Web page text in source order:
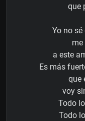
que
Yo no
a este
Es más
que
voy
Todo
Todo